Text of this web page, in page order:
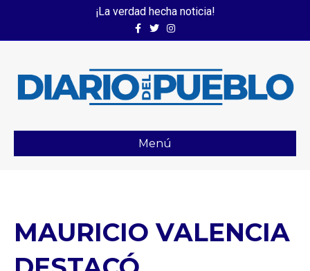
¡La verdad hecha noticia!
FacebookTwitterInstagram
Menú
MAURICIO VALENCIA